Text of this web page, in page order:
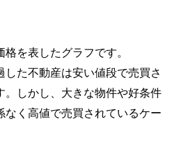
を表したグラフです。
た不動産は安い値段で売買さ
しかし、大きな物件や好条件
く高値で売買されているケー